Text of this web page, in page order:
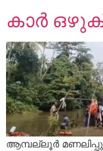
കാർ
ആമ്പല്ലൂർ